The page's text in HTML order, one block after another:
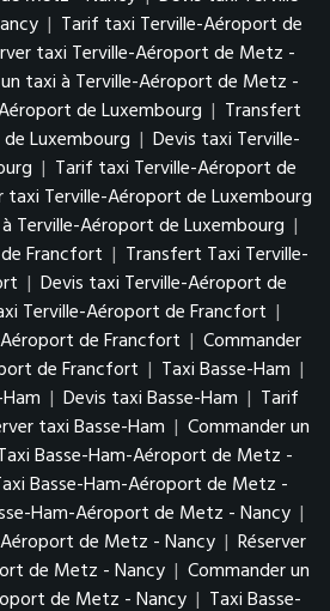
| Tarif taxi Terville-Aéroport de
taxi Terville-Aéroport de Metz -
taxi à Terville-Aéroport de Metz -
de Luxembourg | Transfert
Luxembourg | Devis taxi Terville-
| Tarif taxi Terville-Aéroport de
taxi Terville-Aéroport de Luxembourg
Terville-Aéroport de Luxembourg |
Francfort | Transfert Taxi Terville-
| Devis taxi Terville-Aéroport de
Terville-Aéroport de Francfort |
de Francfort | Commander
de Francfort | Taxi Basse-Ham |
| Devis taxi Basse-Ham | Tarif
taxi Basse-Ham | Commander un
Basse-Ham-Aéroport de Metz -
Basse-Ham-Aéroport de Metz -
Ham-Aéroport de Metz - Nancy |
de Metz - Nancy | Réserver
de Metz - Nancy | Commander un
de Metz - Nancy | Taxi Basse-